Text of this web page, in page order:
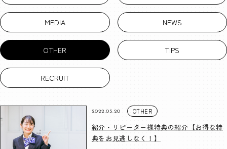
MEDIA NEWS
OTHER TIPS
RECRUIT
2022.05.20 OTHER
紹介・リピーター様特典の紹介【お得な特
典をお見逃しなく！】